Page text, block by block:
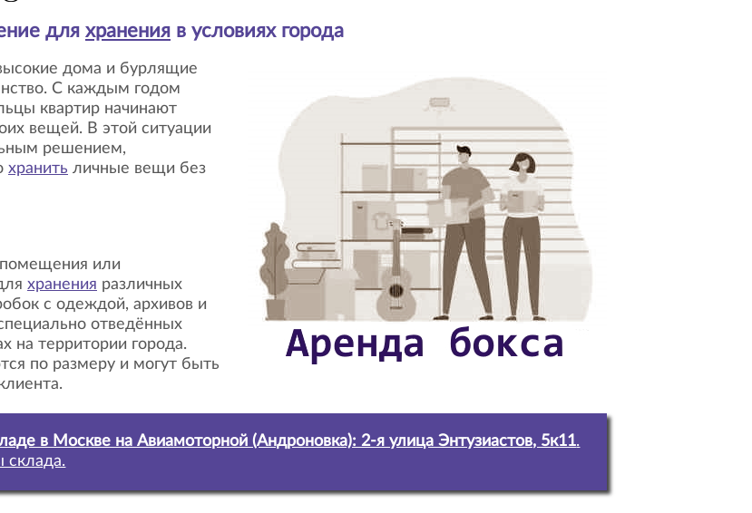
для хранения в условиях города
С каждым годом
квартир начинают
вещей. В этой ситуации
решением,
хранить личные вещи без
или
хранения различных
с одеждой, архивов и
отведённых
на территории города.
по размеру и могут быть
в Москве на Авиамоторной (Андроновка): 2-я улица Энтузиастов, 5к11.
склада.